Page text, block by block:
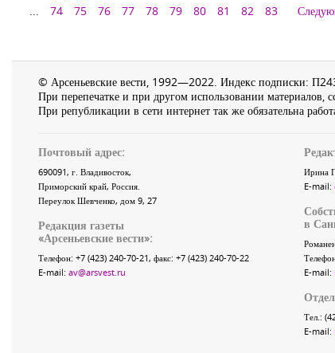
...
74 75 76 77 78 79 80 81 82 83
© Арсеньевские вести, 1992—2022. Индекс подписки:
При перепечатке и при другом использовании материалов,
При републикации в сети интернет так же обязательна
Почтовый адрес:
690091, г. Владивосток,
Приморский край, Россия.
Переулок Шевченко, дом 9, 27
Редакция газеты
«Арсеньевские вести»:
Телефон: +7 (423) 240-70-21, факс: +7 (423) 240-70-22
E-mail: av@arsvest.ru
Ирина
E-mail:
в
E-mail:
Тел.:
E-mail: